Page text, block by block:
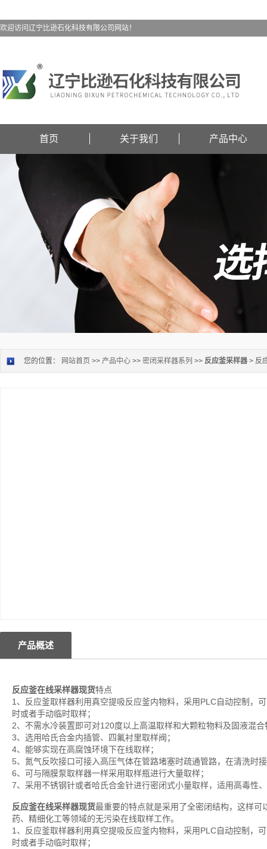
欢迎访问辽宁比逊石化科技有限公司网站！
首页 关于我们 产品中心
您的位置： 网站首页 >> 产品中心 >> 密闭采样器系列 >> 反应釜采样器 > 反
产品概述
反应釜在线采样器现货特点
1、反应釜取样器利用真空提吸反应釜内物料，采用PLC自动控制，
时或者手动临时取样；
2、不需水冷装置即可对120度以上高温取样和大颗粒物料及固液混合
3、选用哈氏合金内插管、四氟衬里取样阀；
4、能够实现在高腐蚀环境下在线取样；
5、氮气反吹接口可接入高压气体在管路堵塞时疏通管路，在清洗时
6、可与隔膜泵取样器一样采用取样瓶进行大量取样；
7、采用不锈钢针或者哈氏合金针进行密闭式小量取样，适用高毒性
反应釜在线采样器现货最重要的特点就是采用了全密闭结构，这样
药、精细化工等领域的无污染在线取样工作。
1、反应釜取样器利用真空提吸反应釜内物料，采用PLC自动控制，
时或者手动临时取样；